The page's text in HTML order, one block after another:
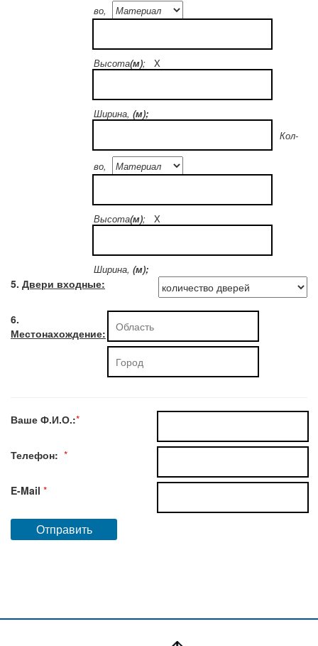
во,
Высота(м); X
Ширина, (м);
Кол-
во,
Высота(м); X
Ширина, (м);
5. Двери входные:
6.
Местонахождение:
Ваше Ф.И.О.:*
Телефон: *
E-Mail *
Отправить